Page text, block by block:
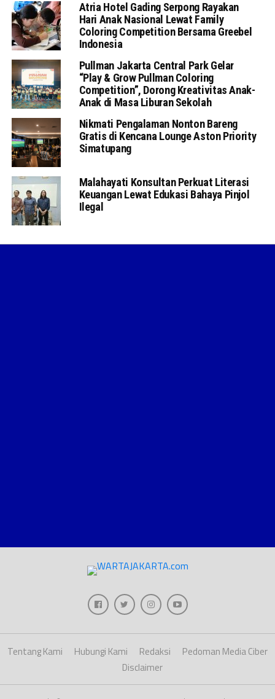
Atria Hotel Gading Serpong Rayakan
Hari Anak Nasional Lewat Family
Coloring Competition Bersama Greebel
Indonesia
Pullman Jakarta Central Park Gelar
“Play & Grow Pullman Coloring
Competition”, Dorong Kreativitas Anak-
Anak di Masa Liburan Sekolah
Nikmati Pengalaman Nonton Bareng
Gratis di Kencana Lounge Aston Priority
Simatupang
Malahayati Konsultan Perkuat Literasi
Keuangan Lewat Edukasi Bahaya Pinjol
Ilegal
Tentang Kami Hubungi Kami Redaksi
Pedoman Media Ciber
Disclaimer